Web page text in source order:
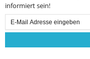
informiert sein!
Email
Subscription